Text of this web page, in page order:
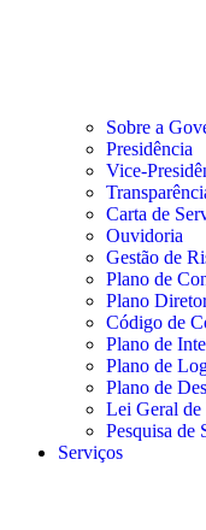
Sobre a
Presidência
Vice-
Carta de
Ouvidoria
Gestão de
Plano de
Plano
Código de
Plano de
Plano de
Plano de
Lei Geral de
Pesquisa de
Serviços